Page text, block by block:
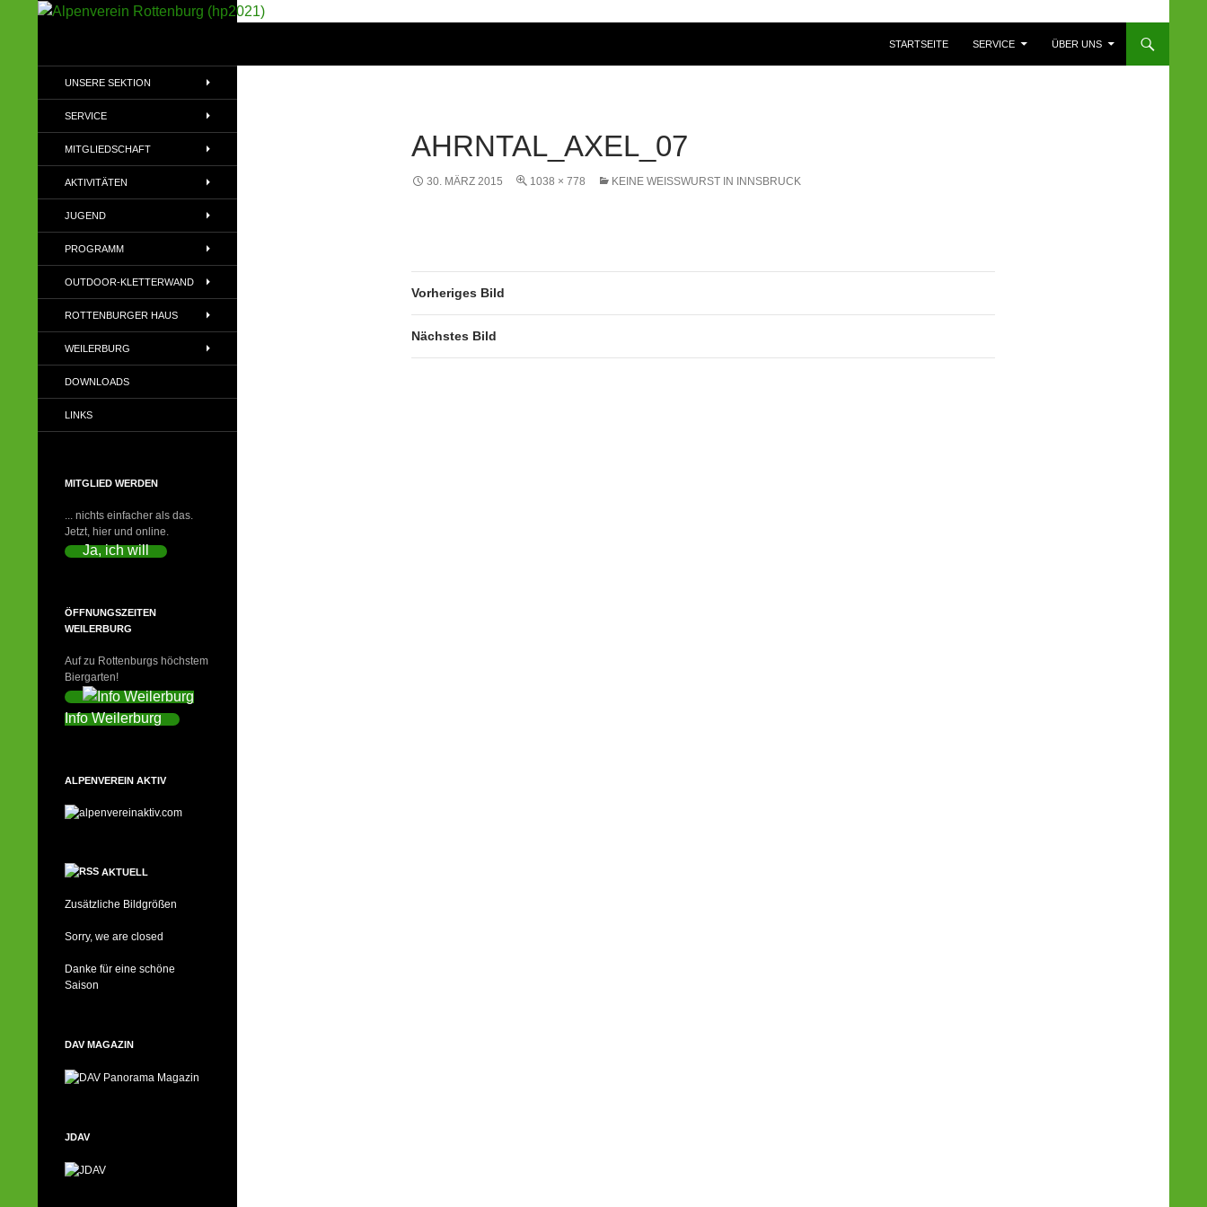
STARTSEITE
SERVICE ÜBER UNS
AHRNTAL_AXEL_07
30. MÄRZ 2015 1038 × 778 KEINE WEISSWURST IN INNSBRUCK
Vorheriges Bild
Nächstes Bild
(DAV)
UNSERE SEKTION
SERVICE
MITGLIEDSCHAFT
AKTIVITÄTEN
JUGEND
PROGRAMM
OUTDOOR-KLETTERWAND
ROTTENBURGER HAUS
WEILERBURG
DOWNLOADS
LINKS
MITGLIED WERDEN
... nichts einfacher als das.
Jetzt, hier und online.
Ja, ich will
ÖFFNUNGSZEITEN
WEILERBURG
Auf zu Rottenburgs höchstem
Biergarten!
Info Weilerburg
ALPENVEREIN AKTIV
AKTUELL
Zusätzliche Bildgrößen
Sorry, we are closed
Danke für eine schöne
Saison
DAV MAGAZIN
JDAV